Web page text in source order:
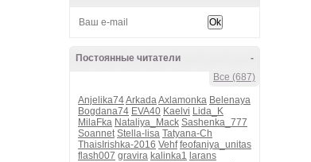
-
Постоянные читатели
Все (687)
Anjelika74ArkadaAxlamonka Belenaya
Bogdana74 EVA40 Kaelvi Lida_K
MilaFka Nataliya_Mack Sashenka_777
Soannet Stella-lisa Tatyana-Ch
ThaisIrishka-2016 Vehf feofaniya_unitas
flash007 gravira kalinka1 larans